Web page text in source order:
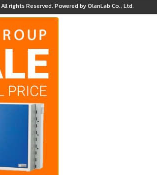
All rights Reserved. Powered byOlanLab Co., Ltd.